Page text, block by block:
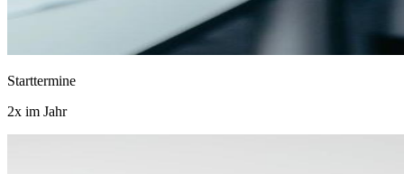
Starttermine
2x im Jahr